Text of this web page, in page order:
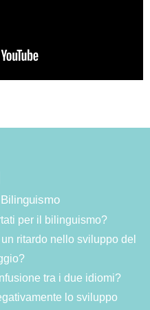
per il bilinguismo?
ritardo nello sviluppo del
tra i due idiomi?
lo sviluppo